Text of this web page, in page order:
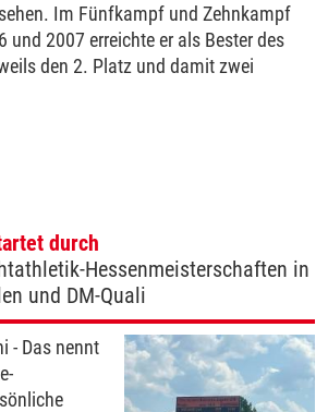
Im Fünfkampf und Zehnkampf
und 2007 erreichte er als Bester des
den 2. Platz und damit zwei
durch
Hessenmeisterschaften in
und DM-Quali
- Das nennt